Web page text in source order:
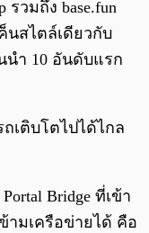
รวมถึง base.fun
นสไตล์เดียวกับ
นำ 10 อันดับแรก
ถเติบโตไปได้ไกล
Bridge ที่เข้า
ามเครือข่ายได้ คือ